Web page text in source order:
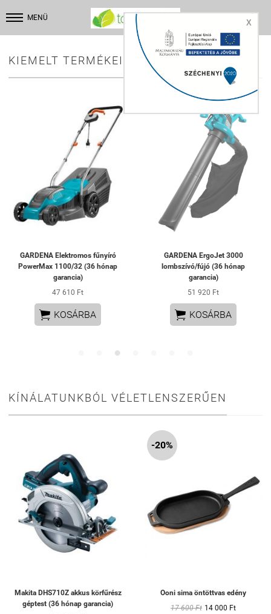
MENÜ  
KIEMELT TERMÉKEINK:
GARDENA Elektromos fűnyíró
PowerMax 1100/32 (36 hónap
garancia)
47 610 Ft
 KOSÁRBA
GARDENA ErgoJet 3000
lombszívó/fújó (36 hónap
garancia)
51 920 Ft
 KOSÁRBA
KÍNÁLATUNKBÓL VÉLETLENSZERŰEN
Makita DHS710Z akkus körfűrész
géptest (36 hónap garancia)
-20%
Ooni sima öntöttvas edény
17 600 Ft 14 000 Ft
X